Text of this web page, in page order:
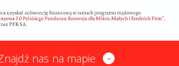
nas na mapie